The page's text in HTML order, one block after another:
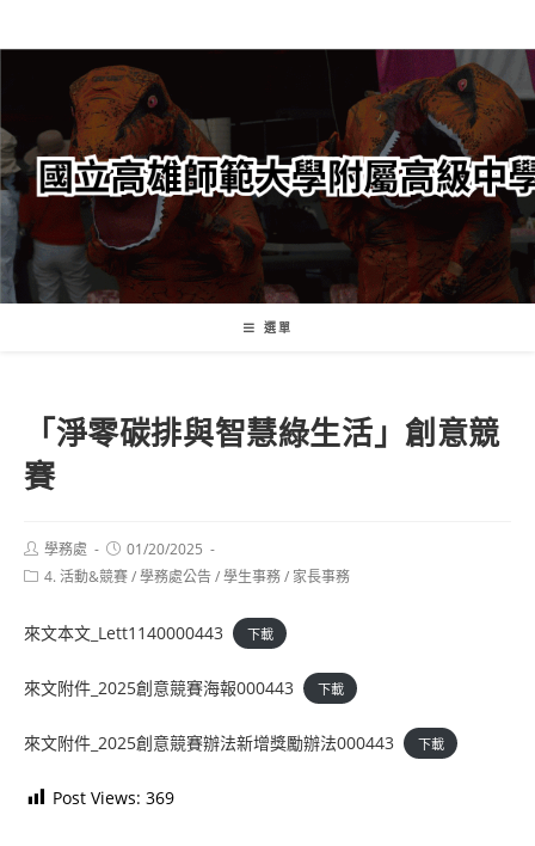
轉
要
內
容
選單
「淨零碳排與智慧綠生活」創意競
賽
Post
author:
學務處
Post
published:
01/20/2025
Post4. 活動&競賽/學務處公告/學生事務/ 家長事務
來文本文_Lett1140000443 下載
來文附件_2025創意競賽海報000443 下載
來文附件_2025創意競賽辦法新增獎勵辦法000443 下載
Post Views: 369